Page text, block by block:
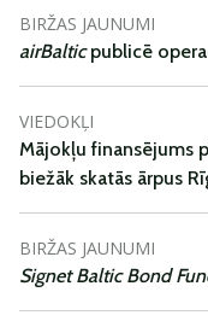
BIRŽAS JAUNUMI
airBalticpublicē
VIEDOKĻI
Mājokļu finansējums
biežāk skatās ārpus
BIRŽAS JAUNUMI
Signet Baltic Bond